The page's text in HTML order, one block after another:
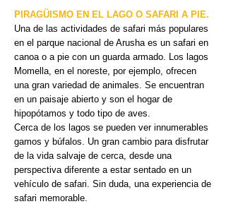
PIRAGÜISMO EN EL LAGO O SAFARI A PIE.
Una de las actividades de safari más populares
en el parque nacional de Arusha es un safari en
canoa o a pie con un guarda armado. Los lagos
Momella, en el noreste, por ejemplo, ofrecen
una gran variedad de animales. Se encuentran
en un paisaje abierto y son el hogar de
hipopótamos y todo tipo de aves.
Cerca de los lagos se pueden ver innumerables
gamos y búfalos. Un gran cambio para disfrutar
de la vida salvaje de cerca, desde una
perspectiva diferente a estar sentado en un
vehículo de safari. Sin duda, una experiencia de
safari memorable.